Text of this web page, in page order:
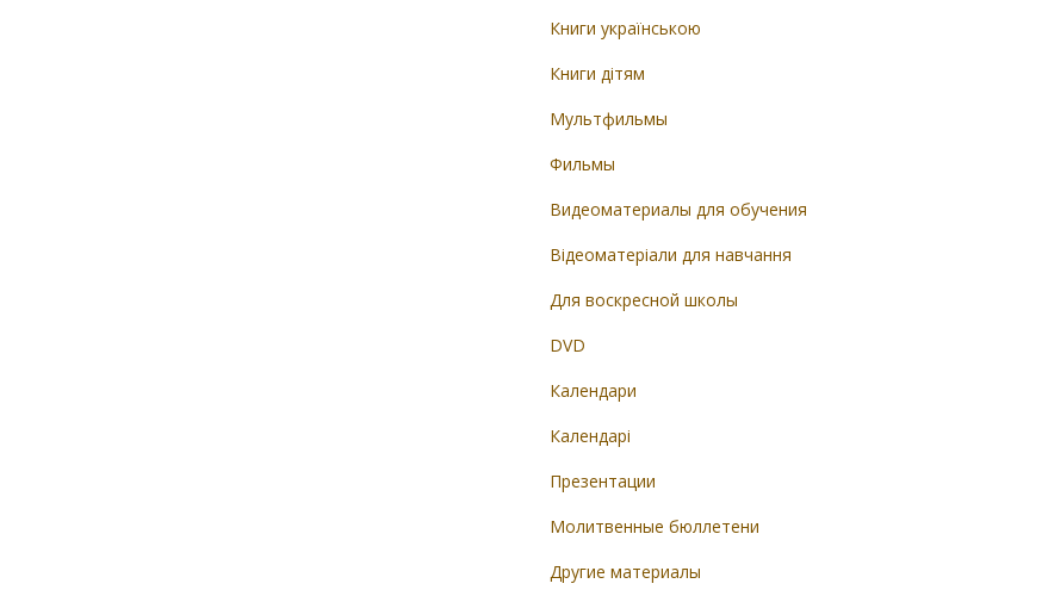
Книги українською
Книги дітям
Мультфильмы
Фильмы
Видеоматериалы для обучения
Відеоматеріали для навчання
Для воскресной школы
DVD
Календари
Календарі
Презентации
Молитвенные бюллетени
Другие материалы